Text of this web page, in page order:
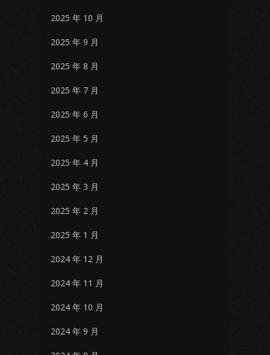
2025 年 10 月
2025 年 9 月
2025 年 8 月
2025 年 7 月
2025 年 6 月
2025 年 5 月
2025 年 4 月
2025 年 3 月
2025 年 2 月
2025 年 1 月
2024 年 12 月
2024 年 11 月
2024 年 10 月
2024 年 9 月